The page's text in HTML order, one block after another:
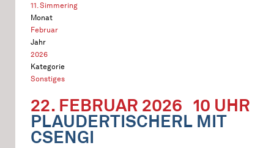
11. Simmering
Monat
Februar
Jahr
2026
Kategorie
Sonstiges
22. FEBRUAR 2026 10 UHR
PLAUDERTISCHERL MIT
CSENGI